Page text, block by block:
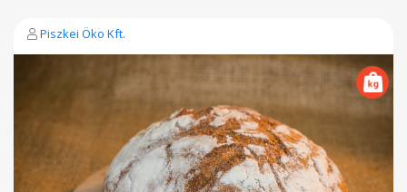
Piszkei Öko Kft.